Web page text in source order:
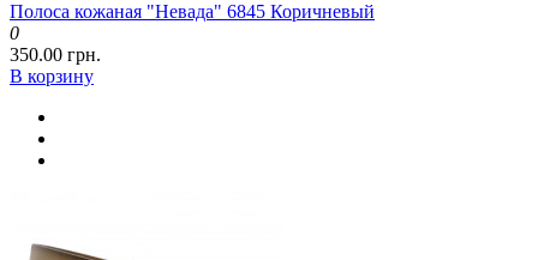
Полоса кожаная "Невада" 6845 Коричневый
0
350.00 грн.
В корзину